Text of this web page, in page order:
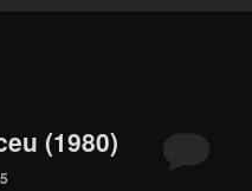
(1980)